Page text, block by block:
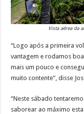
Vista aérea da
“Logo após a primeira
vantagem e rodamos
mais um pouco e
muito contente”, disse
“Neste sábado
saborear ao máximo